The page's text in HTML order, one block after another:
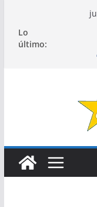
contenido
Lo
último: